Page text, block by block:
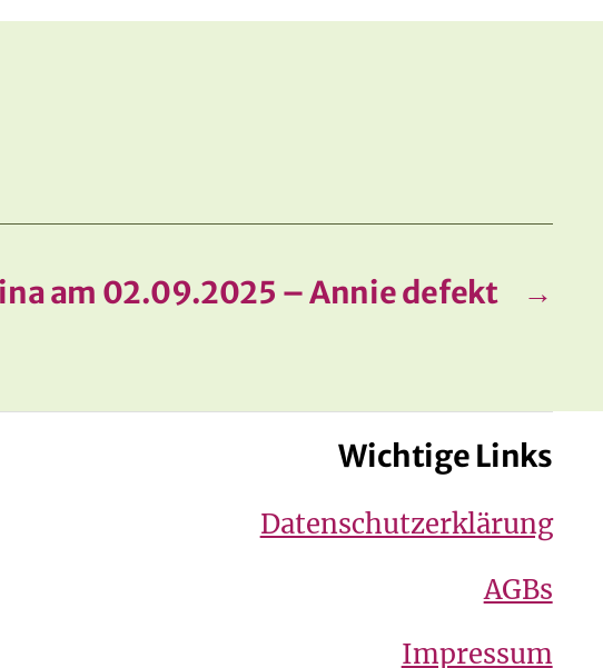
→
am 02.09.2025 – Annie defekt
Wichtige Links
Datenschutzerklärung
AGBs
Impressum